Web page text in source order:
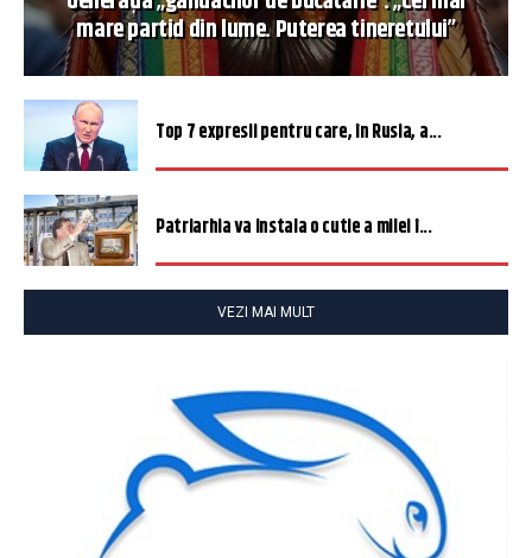
mare partid din lume. Puterea tineretului”
Top 7 expresii pentru care, în Rusia, a...
Patriarhia va instala o cutie a milei î...
VEZI MAI MULT